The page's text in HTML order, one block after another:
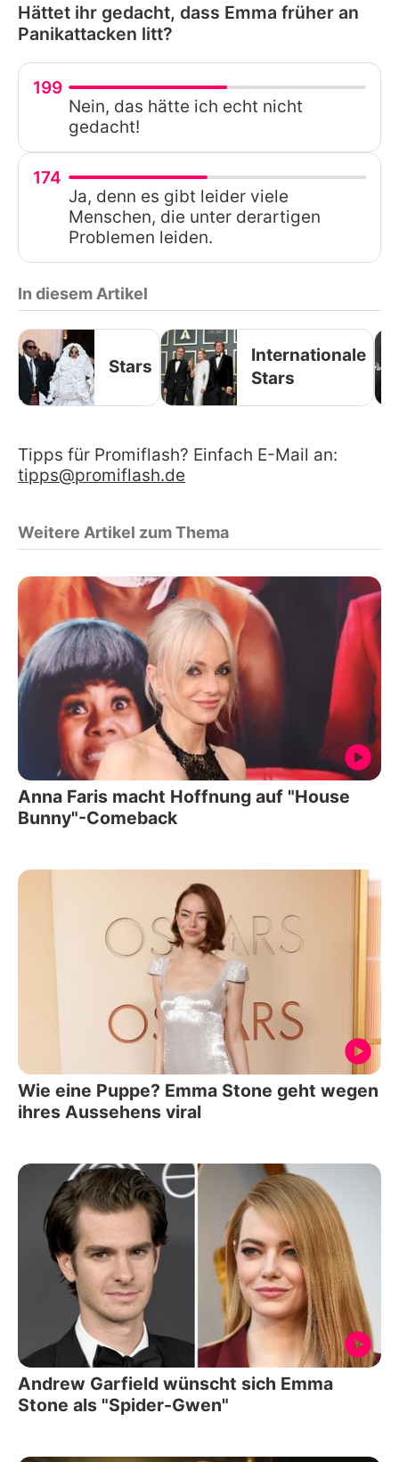
Hättet ihr gedacht, dass Emma früher an
Panikattacken litt?
199
Nein, das hätte ich echt nicht
gedacht!
174
Ja, denn es gibt leider viele
Menschen, die unter derartigen
Problemen leiden.
In diesem Artikel
Stars
Internationale
Stars
Tipps für Promiflash? Einfach E-Mail an:
tipps@promiflash.de
Weitere Artikel zum Thema
Anna Faris macht Hoffnung auf "House
Bunny"-Comeback
Wie eine Puppe? Emma Stone geht wegen
ihres Aussehens viral
Andrew Garfield wünscht sich Emma
Stone als "Spider-Gwen"